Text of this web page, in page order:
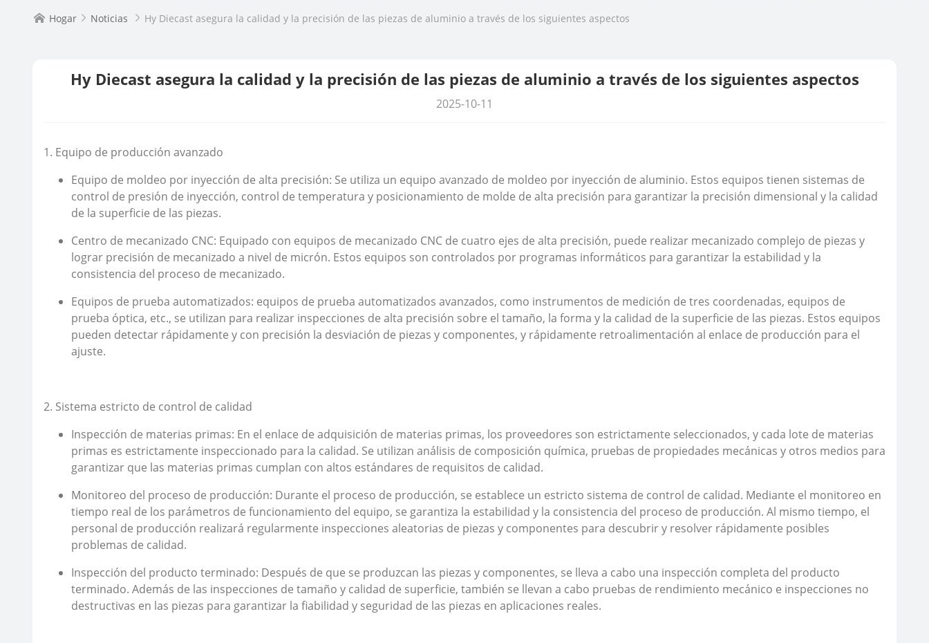
 Hogar  Noticias  Hy Diecast asegura la calidad y la precisión de las piezas de aluminio a través de los siguientes aspectos
Hy Diecast asegura la calidad y la precisión de las piezas de aluminio a través de los siguientes aspectos
2025-10-11
1. Equipo de producción avanzado
Equipo de moldeo por inyección de alta precisión: Se utiliza un equipo avanzado de moldeo por inyección de aluminio. Estos equipos tienen sistemas de
control de presión de inyección, control de temperatura y posicionamiento de molde de alta precisión para garantizar la precisión dimensional y la calidad
de la superficie de las piezas.
Centro de mecanizado CNC: Equipado con equipos de mecanizado CNC de cuatro ejes de alta precisión, puede realizar mecanizado complejo de piezas y
lograr precisión de mecanizado a nivel de micrón. Estos equipos son controlados por programas informáticos para garantizar la estabilidad y la
consistencia del proceso de mecanizado.
Equipos de prueba automatizados: equipos de prueba automatizados avanzados, como instrumentos de medición de tres coordenadas, equipos de
prueba óptica, etc., se utilizan para realizar inspecciones de alta precisión sobre el tamaño, la forma y la calidad de la superficie de las piezas. Estos equipos
pueden detectar rápidamente y con precisión la desviación de piezas y componentes, y rápidamente retroalimentación al enlace de producción para el
ajuste.
2. Sistema estricto de control de calidad
Inspección de materias primas: En el enlace de adquisición de materias primas, los proveedores son estrictamente seleccionados, y cada lote de materias
primas es estrictamente inspeccionado para la calidad. Se utilizan análisis de composición química, pruebas de propiedades mecánicas y otros medios para
garantizar que las materias primas cumplan con altos estándares de requisitos de calidad.
Monitoreo del proceso de producción: Durante el proceso de producción, se establece un estricto sistema de control de calidad. Mediante el monitoreo en
tiempo real de los parámetros de funcionamiento del equipo, se garantiza la estabilidad y la consistencia del proceso de producción. Al mismo tiempo, el
personal de producción realizará regularmente inspecciones aleatorias de piezas y componentes para descubrir y resolver rápidamente posibles
problemas de calidad.
Inspección del producto terminado: Después de que se produzcan las piezas y componentes, se lleva a cabo una inspección completa del producto
terminado. Además de las inspecciones de tamaño y calidad de superficie, también se llevan a cabo pruebas de rendimiento mecánico e inspecciones no
destructivas en las piezas para garantizar la fiabilidad y seguridad de las piezas en aplicaciones reales.